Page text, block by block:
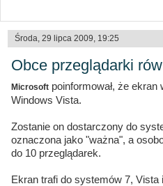
Środa, 29 lipca 2009, 19:25
Obce przeglądarki
Microsoft poinformował, że
Windows Vista.
Zostanie on dostarczony do
oznaczona jako "ważna", a
do 10 przeglądarek.
Ekran trafi do systemów 7,